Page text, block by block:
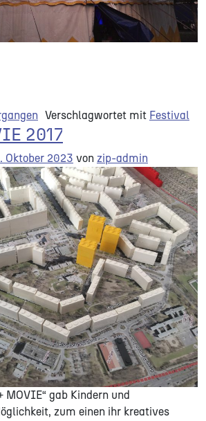
2017
Verschlagwortet mit Festival
2017
Oktober 2023 von zip-admin
MOVIE“ gab Kindern und
zum einen ihr kreatives